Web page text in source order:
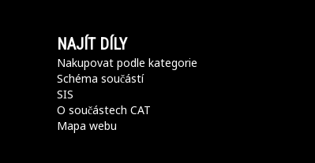
NAJÍT DÍLY
Nakupovat podle kategorie
Schéma součástí
SIS
O součástech CAT
Mapa webu